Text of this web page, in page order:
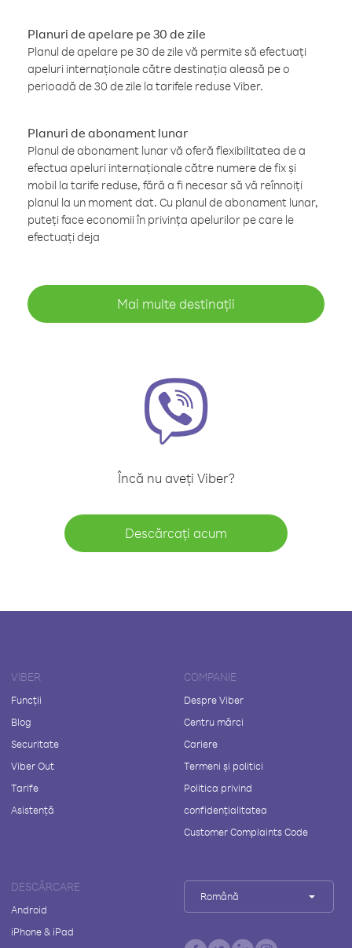
Planuri de apelare pe 30 de zile
Planul de apelare pe 30 de zile vă permite să efectuați
apeluri internaționale către destinația aleasă pe o
perioadă de 30 de zile la tarifele reduse Viber.
Planuri de abonament lunar
Planul de abonament lunar vă oferă flexibilitatea de a
efectua apeluri internaționale către numere de fix și
mobil la tarife reduse, fără a fi necesar să vă reînnoiți
planul la un moment dat. Cu planul de abonament lunar,
puteți face economii în privința apelurilor pe care le
efectuați deja
Mai multe destinații
Încă nu aveți Viber?
Descărcați acum
VIBER
Funcții
Blog
Securitate
Viber Out
Tarife
Asistență
COMPANIE
Despre Viber
Centru mărci
Cariere
Termeni și politici
Politica privind
confidențialitatea
Customer Complaints Code
DESCĂRCARE
Android
iPhone & iPad
Română